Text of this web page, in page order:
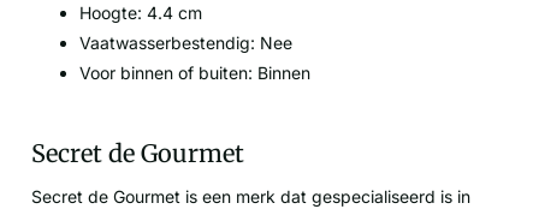
Hoogte: 4.4 cm
Vaatwasserbestendig: Nee
Voor binnen of buiten: Binnen
Secret de Gourmet
Secret de Gourmet is een merk dat gespecialiseerd is in